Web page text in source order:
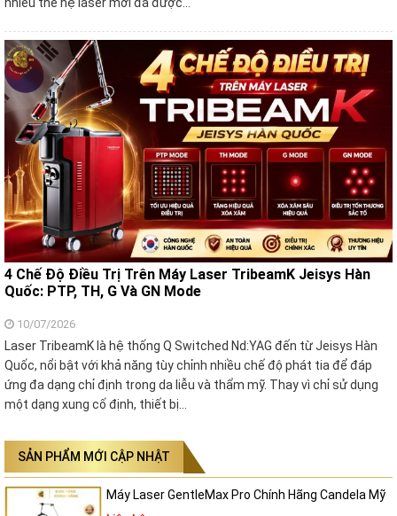
nhiều thế hệ laser mới đã được…
4 Chế Độ Điều Trị Trên Máy Laser TribeamK Jeisys Hàn
Quốc: PTP, TH, G Và GN Mode
10/07/2026
Laser TribeamK là hệ thống Q Switched Nd:YAG đến từ Jeisys Hàn
Quốc, nổi bật với khả năng tùy chỉnh nhiều chế độ phát tia để đáp
ứng đa dạng chỉ định trong da liễu và thẩm mỹ. Thay vì chỉ sử dụng
một dạng xung cố định, thiết bị…
SẢN PHẨM MỚI CẬP NHẬT
Máy Laser GentleMax Pro Chính Hãng Candela Mỹ